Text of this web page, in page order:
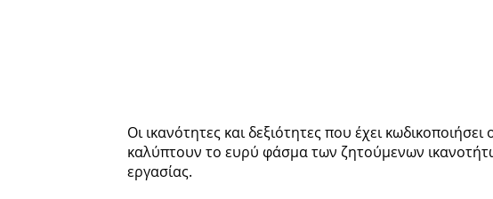
Οι ικανότητες και δεξιότητες που έχει
καλύπτουν το ευρύ φάσμα των ζητούμενων
εργασίας.